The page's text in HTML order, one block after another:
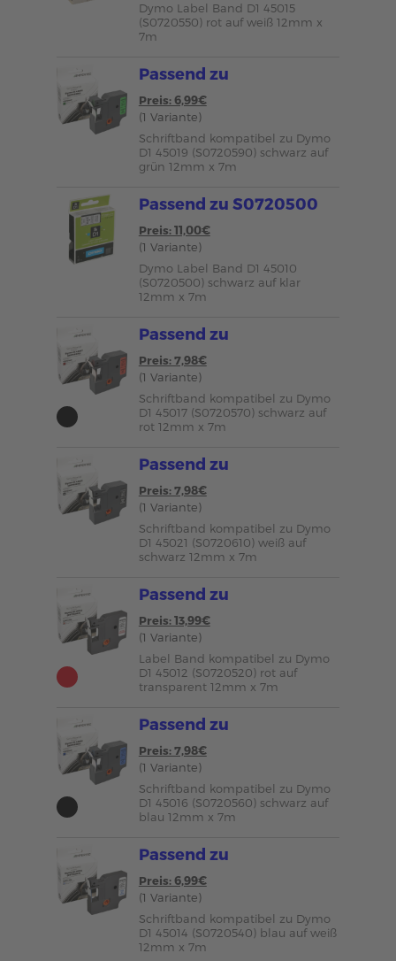
Dymo Label Band D1 45015
(S0720550) rot auf weiß 12mm x
7m
Passend zu
Preis: 6,99€
(1 Variante)
Schriftband kompatibel zu Dymo
D1 45019 (S0720590) schwarz auf
grün 12mm x 7m
Passend zu S0720500
Preis: 11,00€
(1 Variante)
Dymo Label Band D1 45010
(S0720500) schwarz auf klar
12mm x 7m
Passend zu
Preis: 7,98€
(1 Variante)
Schriftband kompatibel zu Dymo
D1 45017 (S0720570) schwarz auf
rot 12mm x 7m
Passend zu
Preis: 7,98€
(1 Variante)
Schriftband kompatibel zu Dymo
D1 45021 (S0720610) weiß auf
schwarz 12mm x 7m
Passend zu
Preis: 13,99€
(1 Variante)
Label Band kompatibel zu Dymo
D1 45012 (S0720520) rot auf
transparent 12mm x 7m
Passend zu
Preis: 7,98€
(1 Variante)
Schriftband kompatibel zu Dymo
D1 45016 (S0720560) schwarz auf
blau 12mm x 7m
Passend zu
Preis: 6,99€
(1 Variante)
Schriftband kompatibel zu Dymo
D1 45014 (S0720540) blau auf weiß
12mm x 7m